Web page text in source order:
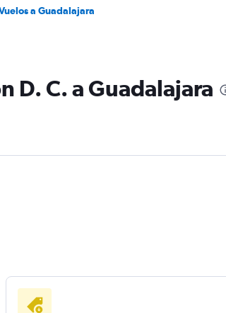
a Guadalajara
D. C. a Guadalajara